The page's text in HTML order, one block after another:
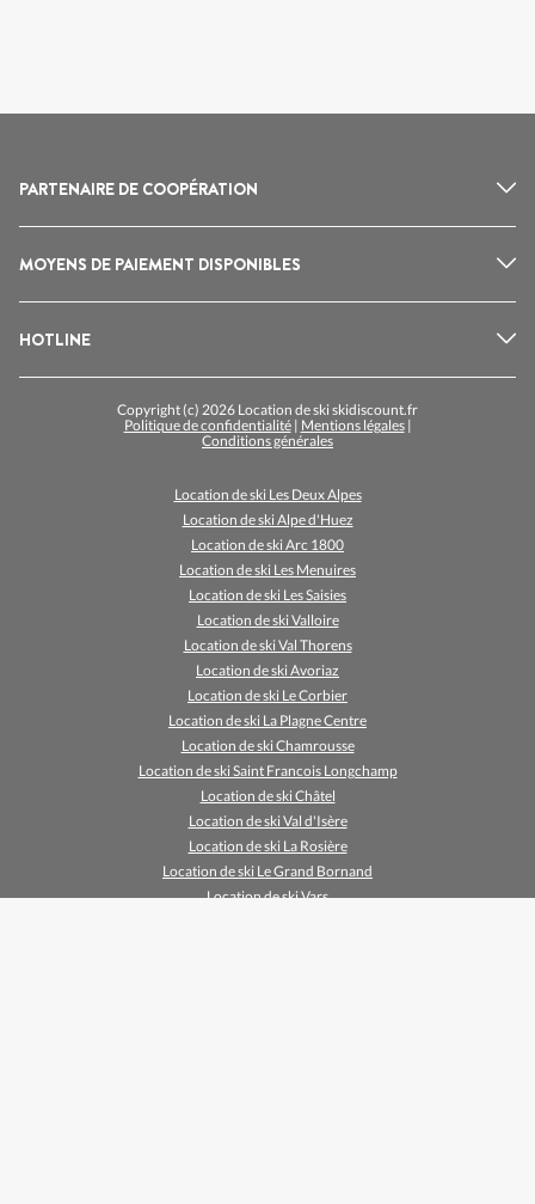
PARTENAIRE DE COOPÉRATION
MOYENS DE PAIEMENT DISPONIBLES
HOTLINE
Copyright (c) 2026 Location de ski skidiscount.fr
Politique de confidentialité| Mentions légales|
Conditions générales
Location de ski Les Deux Alpes
Location de ski Alpe d'Huez
Location de ski Arc 1800
Location de ski Les Menuires
Location de ski Les Saisies
Location de ski Valloire
Location de ski Val Thorens
Location de ski Avoriaz
Location de ski Le Corbier
Location de ski La Plagne Centre
Location de ski Chamrousse
Location de ski Saint Francois Longchamp
Location de ski Châtel
Location de ski Val d'Isère
Location de ski La Rosière
Location de ski Le Grand Bornand
Location de ski Vars